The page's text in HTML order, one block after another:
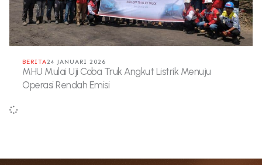
BERITA24 JANUARI 2026
MHU Mulai Uji Coba Truk Angkut Listrik Menuju
Operasi Rendah Emisi